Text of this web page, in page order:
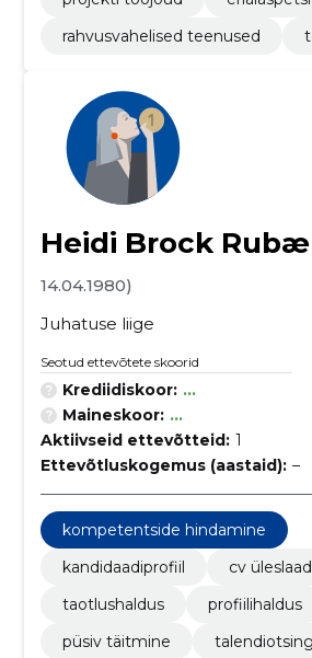
rahvusvahelised teenused
Heidi Brock
14.04.1980)
Juhatuse liige
Seotud ettevõtete skoorid
Krediidiskoor: ...
Maineskoor: ...
Aktiivseid ettevõtteid: 1
Ettevõtluskogemus (aastaid): –
kompetentside hindamine
kandidaadiprofiil
cv
taotlushaldus
profiilihaldus
püsiv täitmine
talendiotsing